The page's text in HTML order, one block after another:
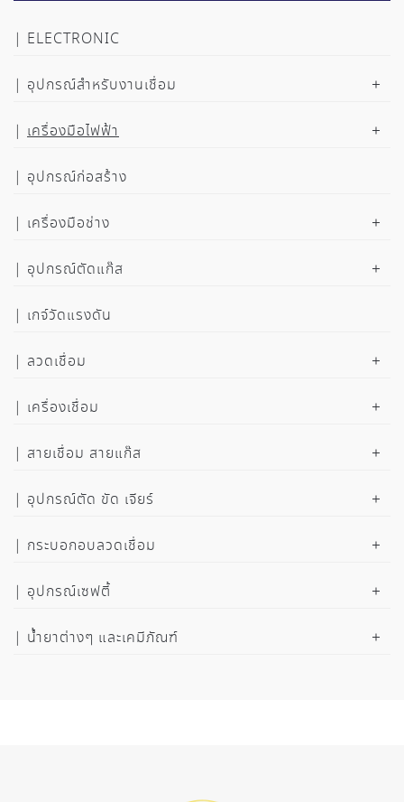
ELECTRONIC
อุปกรณ์สำหรับงานเชื่อม
เครื่องมือไฟฟ้า
อุปกรณ์ก่อสร้าง
เครื่องมือช่าง
อุปกรณ์ตัดแก๊ส
เกจ์วัดแรงดัน
ลวดเชื่อม
เครื่องเชื่อม
สายเชื่อม สายแก๊ส
อุปกรณ์ตัด ขัด เจียร์
กระบอกอบลวดเชื่อม
อุปกรณ์เซฟตี้
น้ำยาต่างๆ และเคมีภัณฑ์